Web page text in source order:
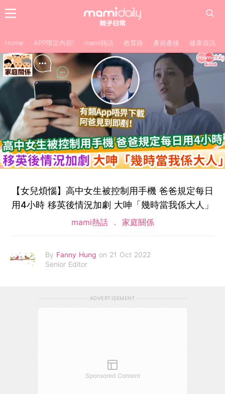
Home APP限定內容! mami熱話 教育路 產前產後 健康資訊
【女兒煩惱】高中女生被控制用手機 爸爸規定每日
用4小時 移英後情況加劇 大呻「幾時當我係大人」
mami熱話 家庭關係
By Fanny Hung on 21 Oct 2022
Senior Editor
ADVERTISEMENT
Sponsored Content